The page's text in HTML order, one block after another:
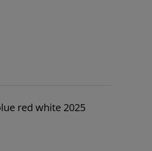
red white 2025